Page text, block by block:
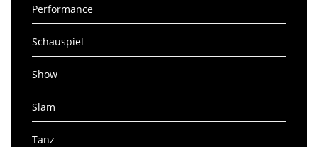
Performance
Schauspiel
Show
Slam
Tanz